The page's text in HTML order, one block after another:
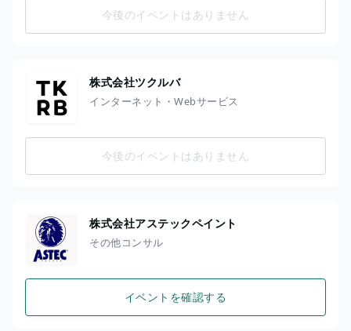
今後のイベントはありません
株式会社ツクルバ
インターネット・Webサービス
今後のイベントはありません
株式会社アステックペイント
その他コンサル
イベントを確認する